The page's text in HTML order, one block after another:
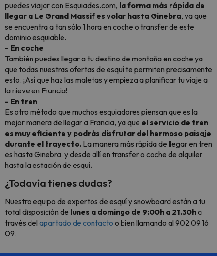
puedes viajar con Esquiades.com, la forma más rápida de
llegar a Le Grand Massif es volar hasta Ginebra, ya que
se encuentra a tan sólo 1 hora en coche o transfer de este
dominio esquiable.
- En coche
También puedes llegar a tu destino de montaña en coche ya
que todas nuestras ofertas de esquí te permiten precisamente
esto. ¡Así que haz las maletas y empieza a planificar tu viaje a
la nieve en Francia!
- En tren
Es otro método que muchos esquiadores piensan que es la
mejor manera de llegar a Francia, ya que el servicio de tren
es muy eficiente y podrás disfrutar del hermoso paisaje
durante el trayecto. La manera más rápida de llegar en tren
es hasta Ginebra, y desde allí en transfer o coche de alquiler
hasta la estación de esquí.
¿Todavía tienes dudas?
Nuestro equipo de expertos de esquí y snowboard están a tu
total disposición de lunes a domingo de 9:00h a 21.30ha
través del apartado de contacto o bien llamando al 902 09 16
09.